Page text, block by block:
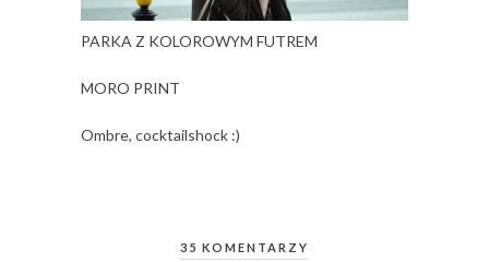
PARKA Z KOLOROWYM FUTREM
MORO PRINT
Ombre, cocktailshock :)
35 KOMENTARZY